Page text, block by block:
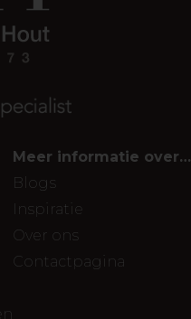
Meer informatie over…
Blogs
Inspiratie
Over ons
Contactpagina